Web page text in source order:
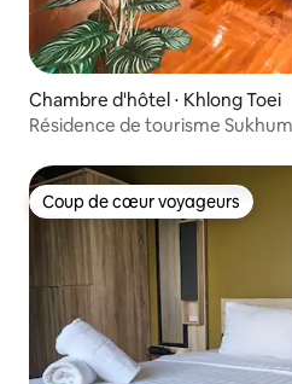
Chambre d'hôtel ⋅ Khlong Toei
Résidence de tourisme
Coup de cœur voyageurs
Coup de cœur voyageurs